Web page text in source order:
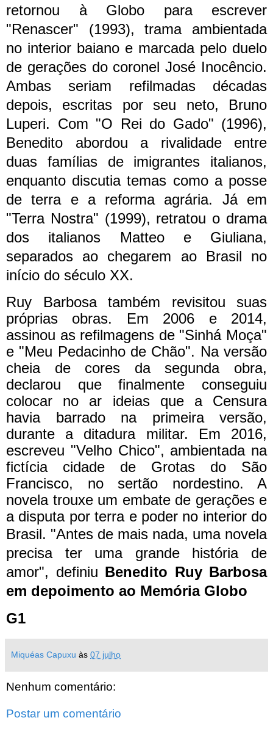
retornou à Globo para escrever
"Renascer" (1993), trama ambientada
no interior baiano e marcada pelo duelo
de gerações do coronel José Inocêncio.
Ambas seriam refilmadas décadas
depois, escritas por seu neto, Bruno
Luperi. Com "O Rei do Gado" (1996),
Benedito abordou a rivalidade entre
duas famílias de imigrantes italianos,
enquanto discutia temas como a posse
de terra e a reforma agrária. Já em
"Terra Nostra" (1999), retratou o drama
dos italianos Matteo e Giuliana,
separados ao chegarem ao Brasil no
início do século XX.
Ruy Barbosa também revisitou suas
próprias obras. Em 2006 e 2014,
assinou as refilmagens de "Sinhá Moça"
e "Meu Pedacinho de Chão". Na versão
cheia de cores da segunda obra,
declarou que finalmente conseguiu
colocar no ar ideias que a Censura
havia barrado na primeira versão,
durante a ditadura militar. Em 2016,
escreveu "Velho Chico", ambientada na
fictícia cidade de Grotas do São
Francisco, no sertão nordestino. A
novela trouxe um embate de gerações e
a disputa por terra e poder no interior do
Brasil. "Antes de mais nada, uma novela
precisa ter uma grande história de
amor", definiu Benedito Ruy Barbosa
em depoimento ao Memória Globo
G1
Miquéas Capuxu às 07 julho
Nenhum comentário:
Postar um comentário